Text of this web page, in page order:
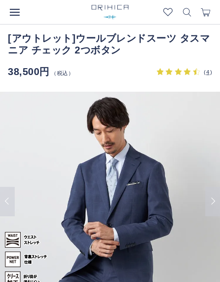
[アウトレット]ウールブレンドスーツ タスマ
ニア チェック 2つボタン
38,500円
（税込） (4)